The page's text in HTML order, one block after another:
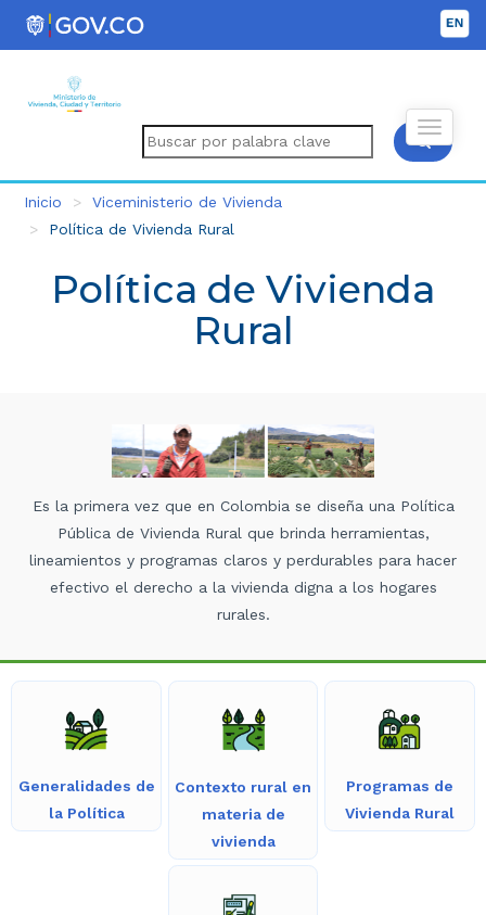
Inicio
Viceministerio de Vivienda
Política de Vivienda Rural
Política de Vivienda
Rural
Es la primera vez que en Colombia se diseña una Política
Pública de Vivienda Rural que brinda herramientas,
lineamientos y programas claros y perdurables para hacer
efectivo el derecho a la vivienda digna a los hogares
rurales.
Generalidades de
la Política
Contexto rural en
materia de
vivienda
Programas de
Vivienda Rural